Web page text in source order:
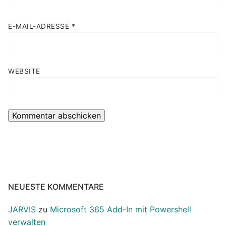
E-MAIL-ADRESSE *
WEBSITE
NEUESTE KOMMENTARE
JARVIS zu Microsoft 365 Add-In mit Powershell
verwalten